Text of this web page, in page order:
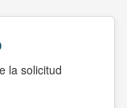
la solicitud